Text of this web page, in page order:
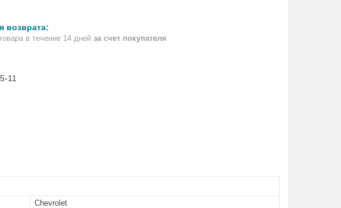
в течение 14 дней за счет покупателя
11
Chevrolet